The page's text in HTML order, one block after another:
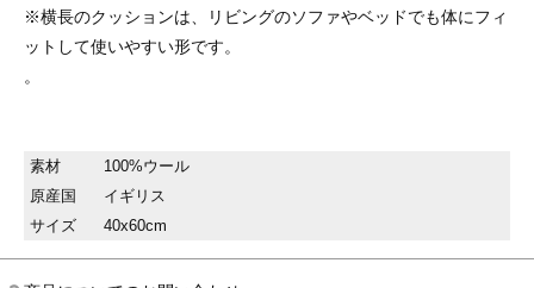
※横長のクッションは、リビングのソファやベッドでも体にフィ
ットして使いやすい形です。
。
素材
100%ウール
原産国
イギリス
サイズ
40x60cm